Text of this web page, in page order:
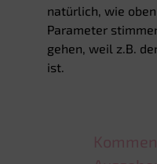
natürlich, wie
Parameter
gehen, weil z.B.
ist.